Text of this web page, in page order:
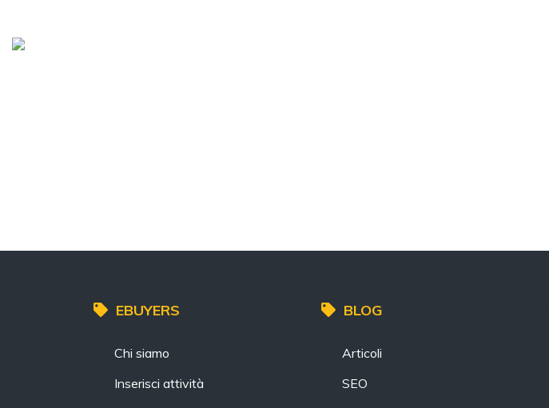
EBUYERS
Chi siamo
Inserisci attività
BLOG
Articoli
SEO